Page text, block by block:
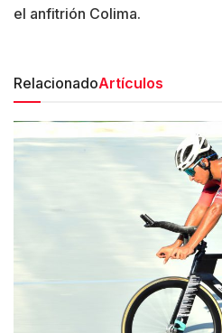
el anfitrión Colima.
RelacionadoArtículos